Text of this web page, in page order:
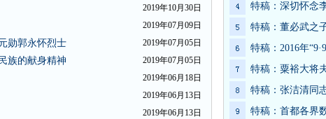
2019年10月30日
2019年07月09日
勋郭永怀烈士
2019年07月05日
族的献身精神
2019年07月05日
2019年06月18日
2019年06月13日
2019年06月13日
特稿：深切怀念
特稿：董必武之
特稿：2016年
特稿：粟裕大将
特稿：张洁清同
特稿：首都各界